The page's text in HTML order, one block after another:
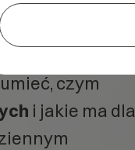
danych
czym
i jakie ma dla